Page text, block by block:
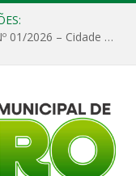
EDITAL DE CHAMAMENTO PÚBLICO Nº 01/2026 – Cidade de Faro